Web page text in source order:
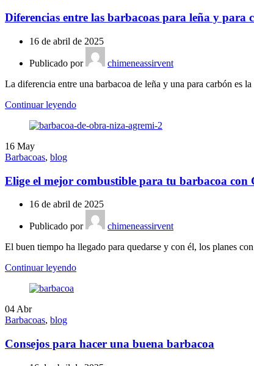
Diferencias entre las barbacoas para leña y para
16 de abril de 2025
Publicado por
chimeneassirvent
La diferencia entre una barbacoa de leña y una para carbón es
Continuar leyendo
16 May
Barbacoas, blog
Elige el mejor combustible para tu barbacoa con
16 de abril de 2025
Publicado por
chimeneassirvent
El buen tiempo ha llegado para quedarse y con él, los planes
Continuar leyendo
04Abr
Barbacoas, blog
Consejos para hacer una buena barbacoa